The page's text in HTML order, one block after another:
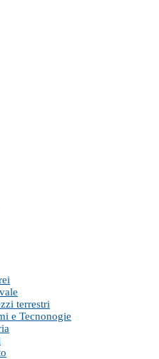
terrestri
e Tecnonogie